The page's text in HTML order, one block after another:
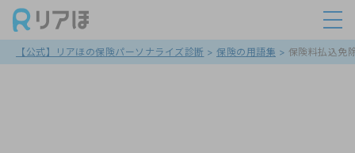
【公式】リアほの保険パーソナライズ診断 > 保険の用語集 > 保険料払込免